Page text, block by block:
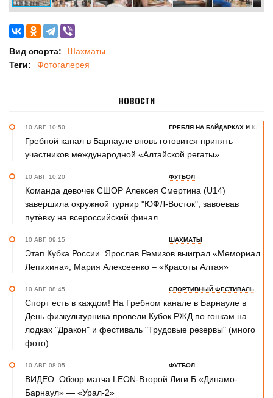
Вид спорта:
Шахматы
Теги:
Фотогалерея
НОВОСТИ
10 АВГ. 10:50 ГРЕБЛЯ НА БАЙДАРКАХ И КАНОЭ
Гребной канал в Барнауле вновь готовится принять
участников международной «Алтайской регаты»
10 АВГ. 10:20 ФУТБОЛ
Команда девочек СШОР Алексея Смертина (U14)
завершила окружной турнир "ЮФЛ-Восток", завоевав
путёвку на всероссийский финал
10 АВГ. 09:15 ШАХМАТЫ
Этап Кубка России. Ярослав Ремизов выиграл «Мемориал
Лепихина», Мария Алексеенко – «Красоты Алтая»
10 АВГ. 08:45 СПОРТИВНЫЙ ФЕСТИВАЛЬ
Спорт есть в каждом! На Гребном канале в Барнауле в
День физкультурника провели Кубок РЖД по гонкам на
лодках "Дракон" и фестиваль "Трудовые резервы" (много
фото)
10 АВГ. 08:05 ФУТБОЛ
ВИДЕО. Обзор матча LEON-Второй Лиги Б «Динамо-
Барнаул» — «Урал-2»